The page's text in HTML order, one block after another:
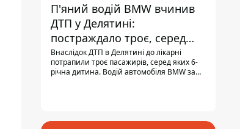
П'яний водій BMW вчинив
ДТП у Делятині:
постраждало троє, серед
них - дитина
Внаслідок ДТП в Делятині до лікарні
потрапили троє пасажирів, серед яких 6-
річна дитина. Водій автомобіля BMW за